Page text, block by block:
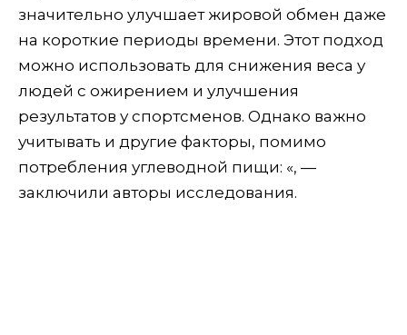
значительно улучшает жировой обмен даже
на короткие периоды времени. Этот подход
можно использовать для снижения веса у
людей с ожирением и улучшения
результатов у спортсменов. Однако важно
учитывать и другие факторы, помимо
потребления углеводной пищи: «, —
заключили авторы исследования.